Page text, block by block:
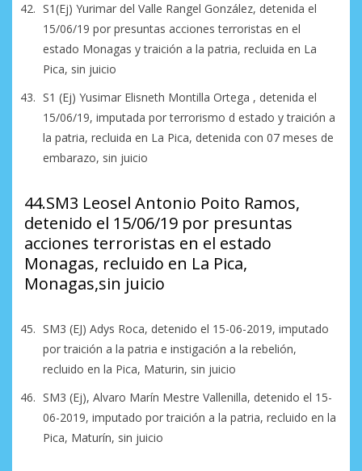
S1(Ej) Yurimar del Valle Rangel González, detenida el
15/06/19 por presuntas acciones terroristas en el
estado Monagas y traición a la patria, recluida en La
Pica, sin juicio
S1 (Ej) Yusimar Elisneth Montilla Ortega , detenida el
15/06/19, imputada por terrorismo d estado y traición a
la patria, recluida en La Pica, detenida con 07 meses de
embarazo, sin juicio
44.SM3 Leosel Antonio Poito Ramos,
detenido el 15/06/19 por presuntas
acciones terroristas en el estado
Monagas, recluido en La Pica,
Monagas,sin juicio
SM3 (EJ) Adys Roca, detenido el 15-06-2019, imputado
por traición a la patria e instigación a la rebelión,
recluido en la Pica, Maturin, sin juicio
SM3 (Ej), Alvaro Marín Mestre Vallenilla, detenido el 15-
06-2019, imputado por traición a la patria, recluido en la
Pica, Maturín, sin juicio